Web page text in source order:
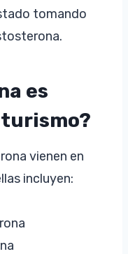
tomando
es
vienen en
incluyen: